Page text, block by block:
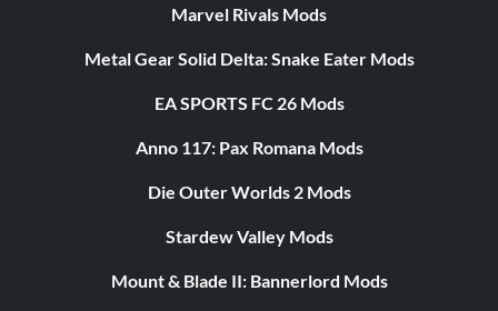
Marvel Rivals Mods
Metal Gear Solid Delta: Snake Eater Mods
EA SPORTS FC 26 Mods
Anno 117: Pax Romana Mods
Die Outer Worlds 2 Mods
Stardew Valley Mods
Mount & Blade II: Bannerlord Mods